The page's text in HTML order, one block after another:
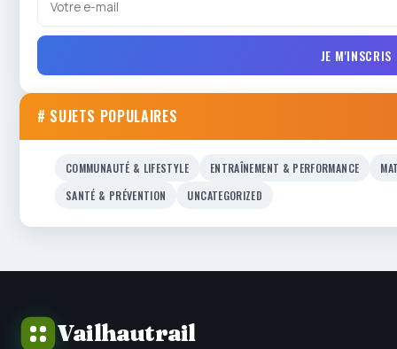
JE M'INSCRIS
# SUJETS POPULAIRES
COMMUNAUTÉ & LIFESTYLE ENTRAÎNEMENT & PERFORMANCE
SANTÉ & PRÉVENTION
UNCATEGORIZED
Vailhautrail